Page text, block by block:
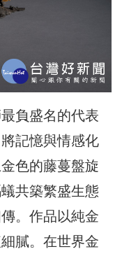
負盛名的代表
記憶與情感化
色的藤蔓盤旋
共築繁盛生態
。作品以純金
膩。在世界金